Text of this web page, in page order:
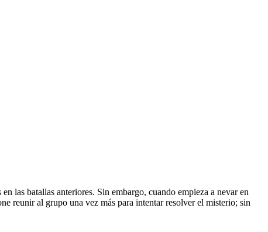
las batallas anteriores. Sin embargo, cuando empieza a nevar en
reunir al grupo una vez más para intentar resolver el misterio; sin